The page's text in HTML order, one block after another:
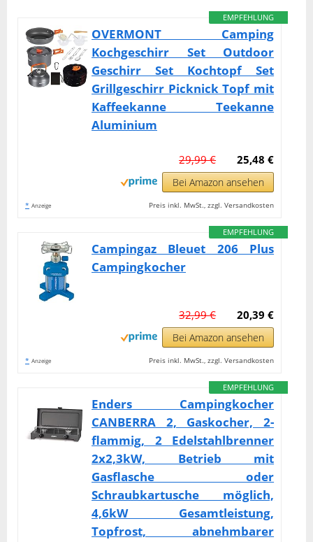
EMPFEHLUNG
OVERMONT Camping
Kochgeschirr Set Outdoor
Geschirr Set Kochtopf Set
Grillgeschirr Picknick Topf mit
Kaffeekanne Teekanne
Aluminium
25,48 €
29,99 €
Bei Amazon ansehen
* Anzeige Preis inkl. MwSt., zzgl. Versandkosten
EMPFEHLUNG
Campingaz Bleuet 206 Plus
Campingkocher
20,39 €
32,99 €
Bei Amazon ansehen
* Anzeige Preis inkl. MwSt., zzgl. Versandkosten
EMPFEHLUNG
Enders Campingkocher
CANBERRA 2, Gaskocher, 2-
flammig, 2 Edelstahlbrenner
2x2,3kW, Betrieb mit
Gasflasche oder
Schraubkartusche möglich,
4,6kW Gesamtleistung,
Topfrost, abnehmbarer